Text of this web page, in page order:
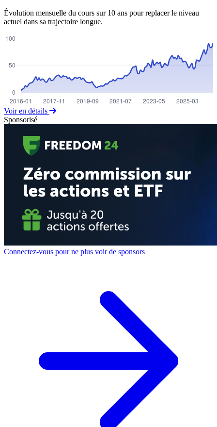
Évolution mensuelle du cours sur 10 ans pour replacer le niveau
actuel dans sa trajectoire longue.
Voir en détails
Sponsorisé
Connectez-vous pour ne plus voir de sponsors